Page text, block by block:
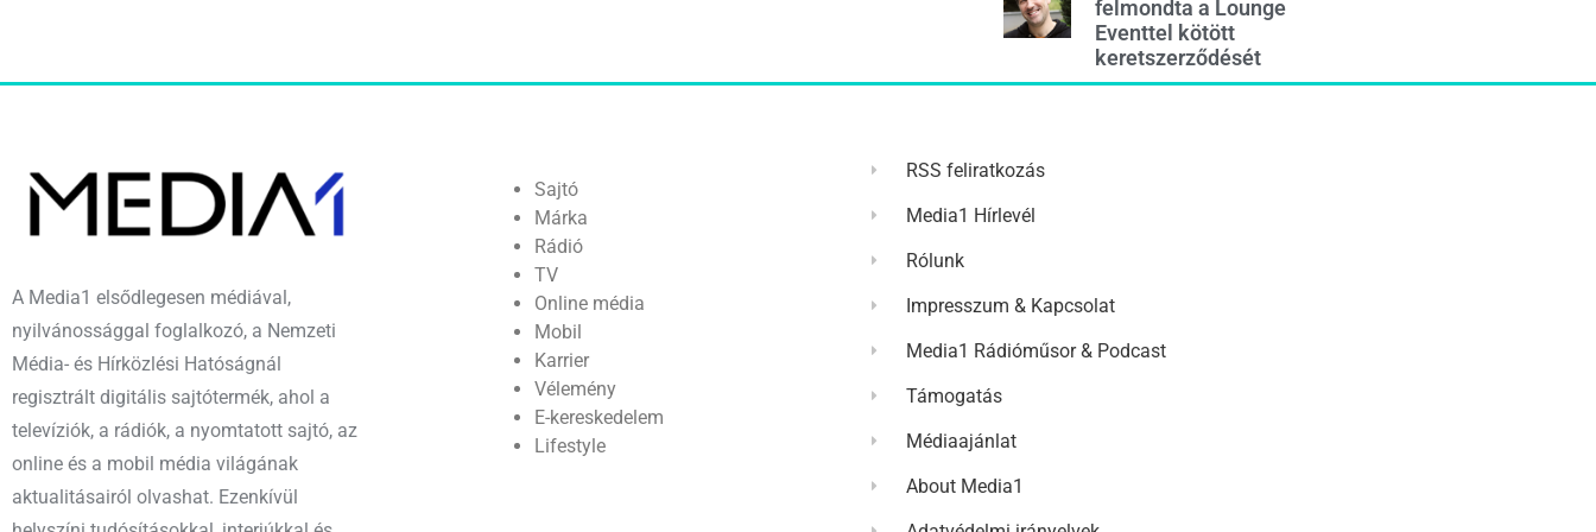
felmondta a Lounge
Eventtel kötött
keretszerződését
A Media1 elsődlegesen médiával,
nyilvánossággal foglalkozó, a Nemzeti
Média- és Hírközlési Hatóságnál
regisztrált digitális sajtótermék, ahol a
televíziók, a rádiók, a nyomtatott sajtó, az
online és a mobil média világának
aktualitásairól olvashat. Ezenkívül
Sajtó
Márka
Rádió
TV
Online média
Mobil
Karrier
Vélemény
E-kereskedelem
Lifestyle
RSS feliratkozás
Media1 Hírlevél
Rólunk
Impresszum & Kapcsolat
Media1 Rádióműsor & Podcast
Támogatás
Médiaajánlat
About Media1